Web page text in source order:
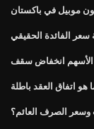
موبيل في باكستان
الفائدة الحقيقي
الأسهم انخفاض سقف
هو اتفاق العقد باطلة
الصرف العائم؟